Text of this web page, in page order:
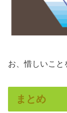
お、惜しいこと
まとめ